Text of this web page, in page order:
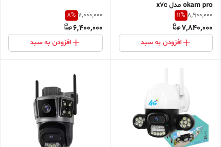
okam pro مدل x7c
8,900,000
11%
7,840,000
افزودن به سبد
7,000,000
8%
6,400,000
افزودن به سبد